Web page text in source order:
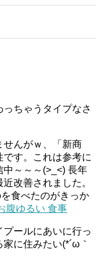
ちゃうタイプなさ
せんがｗ、「新商
す。これは参考に
～～～(>_<) 長年
改善されました。
食べたのがきっか
腹ゆるい 食事
ールにあいに行っ
に住みたい(*´ω｀